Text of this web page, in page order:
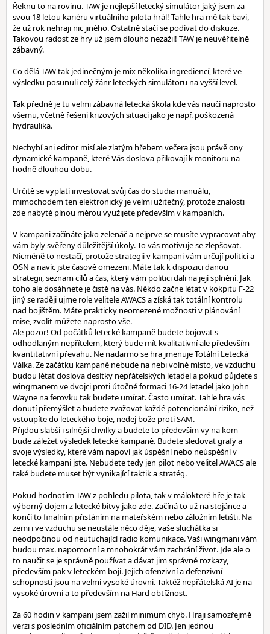
Řeknu to na rovinu. TAW je nejlepší letecký simulátor jaký jsem za
svou 18 letou kariéru virtuálního pilota hrál! Tahle hra mě tak baví,
že už rok nehraji nic jiného. Ostatně stačí se podívat do diskuze.
Takovou radost ze hry už jsem dlouho nezažil! TAW je neuvěřitelně
zábavný.
Co dělá TAW tak jedinečným je mix několika ingrediencí, které ve
výsledku posunuli celý žánr leteckých simulátoru na vyšší level.
Tak předně je tu velmi zábavná letecká škola kde vás naučí naprosto
všemu, včetně řešení krizových situací jako je např. poškozená
hydraulika.
Nechybí ani editor misí ale zlatým hřebem večera jsou právě ony
dynamické kampaně, které Vás doslova přikovají k monitoru na
hodně dlouhou dobu.
Určitě se vyplatí investovat svůj čas do studia manuálu,
mimochodem ten elektronický je velmi užitečný, protože znalosti
zde nabyté plnou měrou využijete především v kampaních.
V kampani začínáte jako zelenáč a nejprve se musíte vypracovat aby
vám byly svěřeny důležitější úkoly. To vás motivuje se zlepšovat.
Nicméně to nestačí, protože strategii v kampani vám určují politici a
OSN a navíc jste časově omezeni. Máte tak k dispozici danou
strategii, seznam cílů a čas, který vám politici dali na její splnění. Jak
toho ale dosáhnete je čistě na vás. Někdo začne létat v kokpitu F-22
jiný se raději ujme role velitele AWACS a získá tak totální kontrolu
nad bojištěm. Máte prakticky neomezené možnosti v plánování
mise, zvolit můžete naprosto vše.
Ale pozor! Od počátků letecké kampaně budete bojovat s
odhodlaným nepřítelem, který bude mít kvalitativní ale především
kvantitativní převahu. Ne nadarmo se hra jmenuje Totální Letecká
Válka. Ze začátku kampaně nebude na nebi volné místo, ve vzduchu
budou létat doslova desítky nepřátelských letadel a pokud půjdete s
wingmanem ve dvojci proti útočné formaci 16-24 letadel jako John
Wayne na ferovku tak budete umírat. Často umírat. Tahle hra vás
donutí přemýšlet a budete zvažovat každé potencionální riziko, než
vstoupíte do leteckého boje, nedej bože proti SAM.
Přijdou slabší i silnější chvilky a budete to především vy na kom
bude záležet výsledek letecké kampaně. Budete sledovat grafy a
svoje výsledky, které vám napoví jak úspěšní nebo neúspěšní v
letecké kampani jste. Nebudete tedy jen pilot nebo velitel AWACS ale
také budete muset být vynikající taktik a stratég.
Pokud hodnotím TAW z pohledu pilota, tak v málokteré hře je tak
výborný dojem z letecké bitvy jako zde. Začíná to už na stojánce a
končí to finalním přistáním na mateřském nebo záložním letišti. Na
zemi i ve vzduchu se neustále něco děje, vaše sluchátka si
neodpočinou od neutuchající radio komunikace. Vaši wingmani vám
budou max. napomocní a mnohokrát vám zachrání život. Jde ale o
to naučit se je správně používat a dávat jim správné rozkazy,
především pak v leteckém boji. Jejich ofenzivní a defenzivní
schopnosti jsou na velmi vysoké úrovni. Taktéž nepřátelská AI je na
vysoké úrovni a to především na Hard obtížnost.
Za 60 hodin v kampani jsem zažil minimum chyb. Hraji samozřejmě
verzi s posledním oficiálním patchem od DID. Jen jednou